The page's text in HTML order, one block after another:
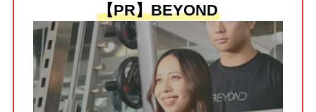
【PR】BEYOND